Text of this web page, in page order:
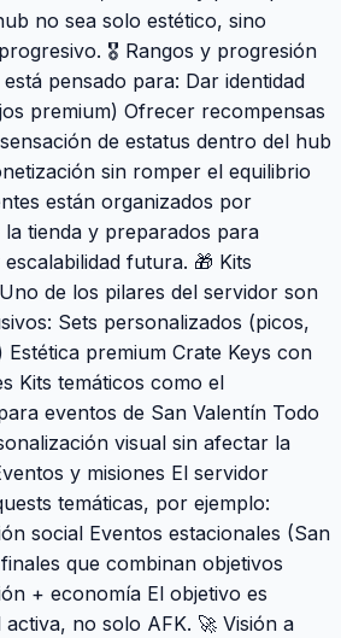
no sea solo estético, sino
🎖 Rangos y progresión
pensado para: Dar identidad
premium) Ofrecer recompensas
de estatus dentro del hub
sin romper el equilibrio
están organizados por
tienda y preparados para
futura. 🎁 Kits
de los pilares del servidor son
Sets personalizados (picos,
Estética premium Crate Keys con
Kits temáticos como el
eventos de San Valentín Todo
visual sin afectar la
y misiones El servidor
temáticas, por ejemplo:
social Eventos estacionales (San
que combinan objetivos
+ economía El objetivo es
no solo AFK. 🚀 Visión a